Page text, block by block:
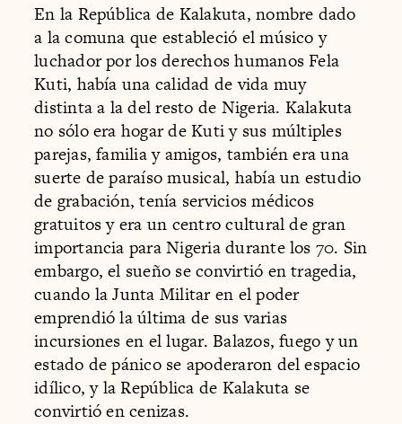
En la República de Kalakuta, nombre dado
a la comuna que estableció el músico y
luchador por los derechos humanos Fela
Kuti, había una calidad de vida muy
distinta a la del resto de Nigeria. Kalakuta
no sólo era hogar de Kuti y sus múltiples
parejas, familia y amigos, también era una
suerte de paraíso musical, había un estudio
de grabación, tenía servicios médicos
gratuitos y era un centro cultural de gran
importancia para Nigeria durante los 70. Sin
embargo, el sueño se convirtió en tragedia,
cuando la Junta Militar en el poder
emprendió la última de sus varias
incursiones en el lugar. Balazos, fuego y un
estado de pánico se apoderaron del espacio
idílico, y la República de Kalakuta se
convirtió en cenizas.